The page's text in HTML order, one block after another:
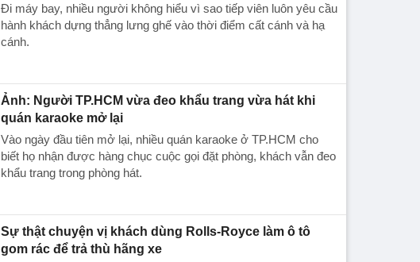
Đi máy bay, nhiều người không hiểu vì sao tiếp viên luôn yêu cầu
hành khách dựng thẳng lưng ghế vào thời điểm cất cánh và hạ
cánh.
Ảnh: Người TP.HCM vừa đeo khẩu trang vừa hát khi
quán karaoke mở lại
Vào ngày đầu tiên mở lại, nhiều quán karaoke ở TP.HCM cho
biết họ nhận được hàng chục cuộc gọi đặt phòng, khách vẫn đeo
khẩu trang trong phòng hát.
Sự thật chuyện vị khách dùng Rolls-Royce làm ô tô
gom rác để trả thù hãng xe